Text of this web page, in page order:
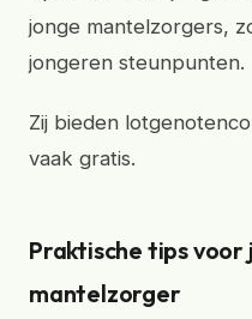
jonge mantelzorgers,
jongeren steunpunten.
Zij bieden
vaak gratis.
Praktische tips voor
mantelzorger